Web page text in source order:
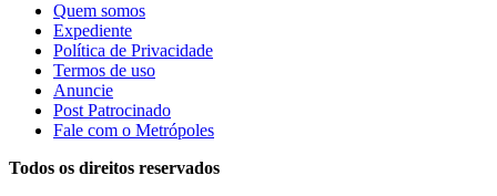
Quem somos
Expediente
Política de Privacidade
Termos de uso
Anuncie
Post Patrocinado
Fale com o Metrópoles
Todos os direitos reservados